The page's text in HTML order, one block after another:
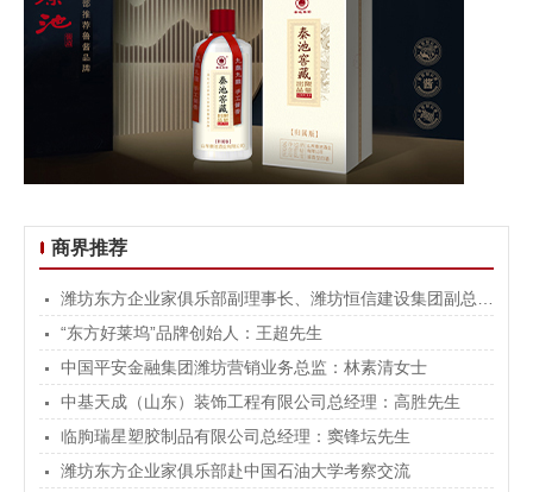
商界推荐
“东方好莱坞”品牌创始人：王超先生
中国平安金融集团潍坊营销业务总监：林素清女士
中基天成（山东）装饰工程有限公司总经理：高胜先生
临朐瑞星塑胶制品有限公司总经理：窦锋坛先生
潍坊东方企业家俱乐部赴中国石油大学考察交流